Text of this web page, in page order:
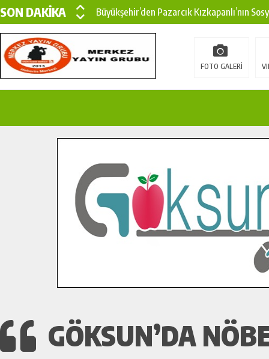
SON DAKİKA
Büyükşehir’den Pazarcık Kızkapanlı’nın
Büyükşehir’den Pazarcık Kırsalına Modern
Çin’den KSÜ’ye Uluslararası Başarı:
İlçe Jandarma Komutanı Karakaya’dan
Bertiz’in Yeni Köprüsünde Sona Doğru.
FOTO GALERİ
GÖKSUN’DA